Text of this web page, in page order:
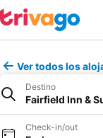
Ver todos los
Destino
Fairfield Inn &
Check-in/out